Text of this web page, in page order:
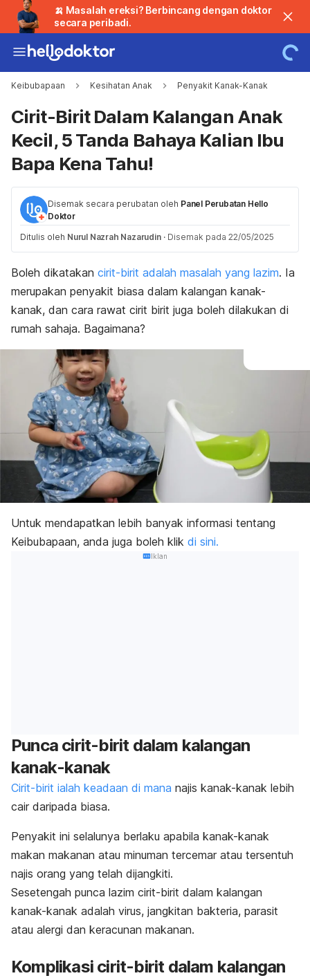
🍌 Masalah ereksi? Berbincang dengan doktor
secara peribadi.
Keibubapaan Kesihatan Anak Penyakit Kanak-Kanak
Cirit-Birit Dalam Kalangan Anak
Kecil, 5 Tanda Bahaya Kalian Ibu
Bapa Kena Tahu!
Disemak secara perubatan oleh Panel Perubatan Hello
Doktor
Ditulis oleh Nurul Nazrah Nazarudin · Disemak pada 22/05/2025
Boleh dikatakan cirit-birit adalah masalah yang lazim. Ia
merupakan penyakit biasa dalam kalangan kanak-
kanak, dan cara rawat cirit birit juga boleh dilakukan di
rumah sahaja. Bagaimana?
Untuk mendapatkan lebih banyak informasi tentang
Keibubapaan, anda juga boleh klik di sini.
Iklan
Punca cirit-birit dalam kalangan
kanak-kanak
Cirit-birit ialah keadaan di mana najis kanak-kanak lebih
cair daripada biasa.
Penyakit ini selalunya berlaku apabila kanak-kanak
makan makanan atau minuman tercemar atau tersentuh
najis orang yang telah dijangkiti.
Sesetengah punca lazim cirit-birit dalam kalangan
kanak-kanak adalah virus, jangkitan bakteria, parasit
atau alergi dan keracunan makanan.
Komplikasi cirit-birit dalam kalangan